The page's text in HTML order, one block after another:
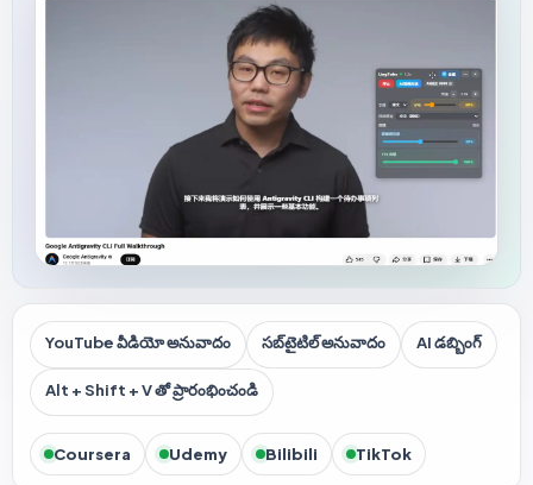
YouTube వీడియో అనువాదం సబ్‌టైటిల్ అనువాదం AI డబ్బింగ్
Alt + Shift + V తో ప్రారంభించండి
Coursera Udemy Bilibili TikTok